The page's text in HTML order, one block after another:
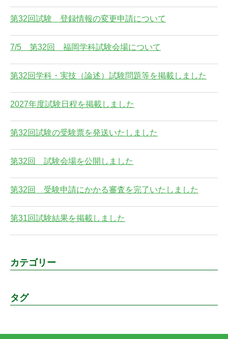
第32回試験 登録情報の変更申請について
7/5 第32回 福岡学科試験会場について
第32回学科・実技（論述）試験問題等を掲載しました
2027年度試験日程を掲載しました
第32回試験の受験票を発送いたしました
第32回 試験会場を公開しました
第32回 受験申請にかかる審査を完了いたしました
第31回試験結果を掲載しました
カテゴリー
タグ